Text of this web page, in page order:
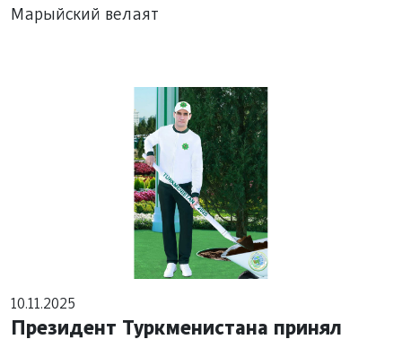
Марыйский велаят
10.11.2025
Президент Туркменистана принял